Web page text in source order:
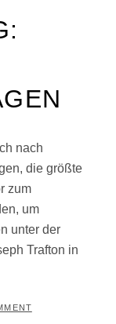
nach
die größte
zum
um
unter der
Trafton in